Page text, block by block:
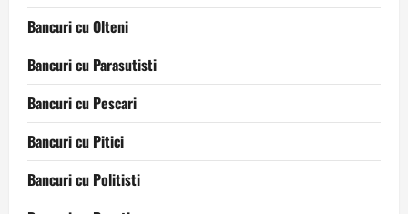
Bancuri cu Olteni
Bancuri cu Parasutisti
Bancuri cu Pescari
Bancuri cu Pitici
Bancuri cu Politisti